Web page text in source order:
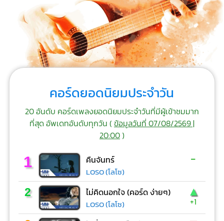
คอร์ดยอดนิยมประจำวัน
20 อันดับ คอร์ดเพลงยอดนิยมประจำวันที่มีผู้เข้าชมมาก
ที่สุด อัพเดทอันดับทุกวัน (ข้อมูลวันที่ 07/08/2569 |
20:00)
1 คืนจันทร์
LOSO (โลโซ)
-
2 ไม่คิดนอกใจ (คอร์ด ง่ายๆ)
LOSO (โลโซ)
▲
+1